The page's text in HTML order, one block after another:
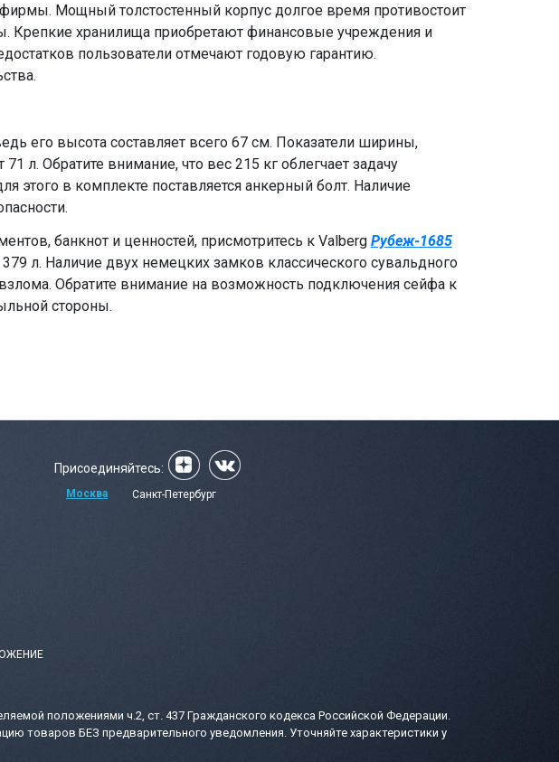
Мощный толстостенный корпус долгое время противостоит
Крепкие хранилища приобретают финансовые учреждения и
пользователи отмечают годовую гарантию.
его высота составляет всего 67 см. Показатели ширины,
л. Обратите внимание, что вес 215 кг облегчает задачу
этого в комплекте поставляется анкерный болт. Наличие
банкнот и ценностей, присмотритесь к Valberg Рубеж-1685
л. Наличие двух немецких замков классического сувальдного
Обратите внимание на возможность подключения сейфа к
стороны.
Присоединяйтесь:
Москва Санкт-Петербург
положениями ч.2, ст. 437 Гражданского кодекса Российской Федерации.
товаров БЕЗ предварительного уведомления. Уточняйте характеристики у